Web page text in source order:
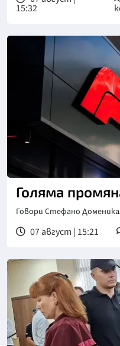
15:32
Голяма
Говори Стефано
07 август | 15:21